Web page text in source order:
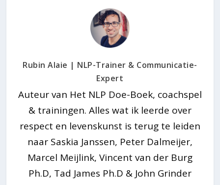
Rubin Alaie | NLP-Trainer & Communicatie-
Expert
Auteur van Het NLP Doe-Boek, coachspel
& trainingen. Alles wat ik leerde over
respect en levenskunst is terug te leiden
naar Saskia Janssen, Peter Dalmeijer,
Marcel Meijlink, Vincent van der Burg
Ph.D, Tad James Ph.D & John Grinder